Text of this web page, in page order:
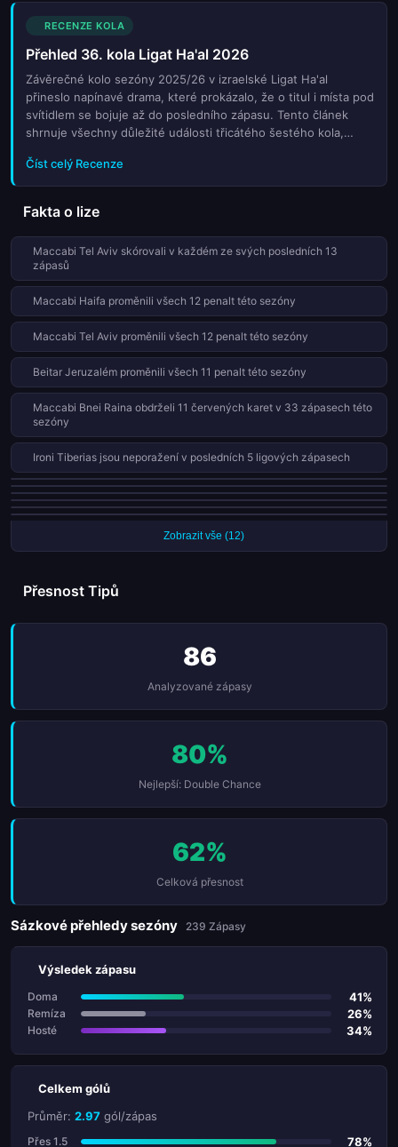
rozhodujících gólů, které mohly změnit tvář celé sezóny.
Některé týmy již prakticky zajistily místo v evropských
pohárech, zatímco jiné stále doufají v zázrak při posledních
dvou kolech. Tento přehled shrnuje všechny důležité události,
nejlepší hráče kola a klíčové statistiky, které budou mít vliv na
finální pořadí. Izraelský fotbal ukazuje svou výkonnostní
úroveň a konkurenceschopnost na mezinárodní scéně.
RECENZE KOLA
Přehled 36. kola Ligat Ha'al 2026
Závěrečné kolo sezóny 2025/26 v izraelské Ligat Ha'al
přineslo napínavé drama, které prokázalo, že o titul i místa pod
svítidlem se bojuje až do posledního zápasu. Tento článek
shrnuje všechny důležité události třicátého šestého kola,
osudů týmů. Dozvíte se, kdo si zajistil mistrovskou korunu a
kteří celeky musely bojovat až do konce o záchranu.
Analyzujeme výkony hvězd ligy, rozhodčí kontroverze a
statistiky, které definovaly tuto sezónu. Pro fanoušky
izraelského fotbalu je toto shrnění nezbytným souhrnem
všech dějů, které vedly k vyvrcholeni soutěže. Nechte se
provést přesně tím, co se stalo na hřištích během tohoto
Číst celý Recenze
Fakta o lize
Maccabi Tel Aviv skórovali v každém ze svých posledních 13
zápasů
Maccabi Haifa proměnili všech 12 penalt této sezóny
Maccabi Tel Aviv proměnili všech 12 penalt této sezóny
Beitar Jeruzalém proměnili všech 11 penalt této sezóny
Maccabi Bnei Raina obdrželi 11 červených karet v 33 zápasech této
sezóny
Ironi Tiberias jsou neporažení v posledních 5 ligových zápasech
Maccabi Bnei Raina prohráli 11 z 16 domácích zápasů (69%)
Hapoel Beer Ševa skórovali v každém ze svých posledních 7 zápasů
Hapoel Tel Aviv obdrželi 9 červených karet v 35 zápasech této sezóny
Bnei Sakhnin nevyhráli 5 ligových zápasů v řadě
Hapoel Beer Ševa proměnili všech 8 penalt této sezóny
Zobrazit vše (12)
Přesnost Tipů
86
Analyzované zápasy
80%
Nejlepší: Double Chance
62%
Celková přesnost
Sázkové přehledy sezóny 239 Zápasy
Výsledek zápasu
Doma 41%
Remíza 26%
Hosté 34%
Celkem gólů
Průměr: 2.97 gól/zápas
Přes 1.5 78%